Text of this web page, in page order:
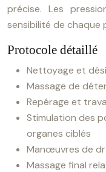
précise. Les
sensibilité de chaque
Protocole détaillé
Nettoyage et
Massage de
Repérage et
Stimulation des
organes ciblés
Manœuvres de
Massage final